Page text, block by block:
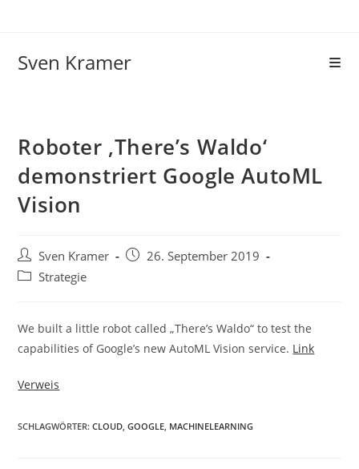
Sven Kramer
Roboter ‚There’s Waldo‘
demonstriert Google AutoML
Vision
Sven Kramer
26. September 2019
Strategie
We built a little robot called „There’s Waldo“ to test the
capabilities of Google’s new AutoML Vision service. Link
Verweis
SCHLAGWÖRTER:CLOUD, GOOGLE, MACHINELEARNING